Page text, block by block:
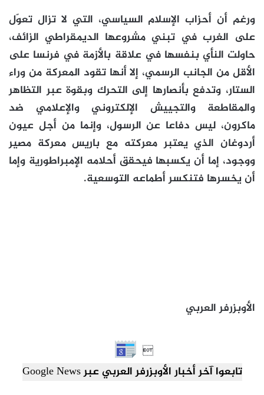
ورغم أن أحزاب الإسلام السياسي، التي لا تزال تعوّل
على الغرب في تبني مشروعها الديمقراطي الزائف،
حاولت النأي بنفسها في علاقة بالأزمة في فرنسا على
الأقل من الجانب الرسمي، إلا أنها تقود المعركة من وراء
الستار، وتدفع بأنصارها إلى التحرك وبقوة عبر التظاهر
والمقاطعة والتجييش الإلكتروني والإعلامي ضد
ماكرون، ليس دفاعا عن الرسول، وإنما من أجل عيون
أردوغان الذي يعتبر معركته مع باريس معركة مصير
ووجود، إما أن يكسبها فيحقق أحلامه الإمبراطورية وإما
أن يخسرها فتنكسر أطماعه التوسعية.
الأوبزرفر العربي

تابعوا آخر أخبار الأوبزرفر العربي عبر Google News